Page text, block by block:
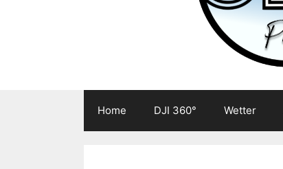
Home DJI 360° Wetter